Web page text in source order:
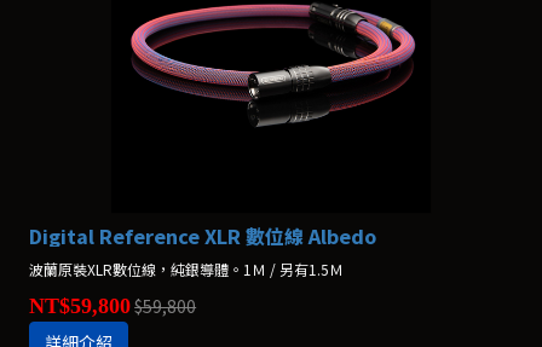
Digital Reference XLR 數位線 Albedo
波蘭原裝XLR數位線，純銀導體。1Ｍ / 另有1.5Ｍ
NT$59,800$59,800
詳細介紹